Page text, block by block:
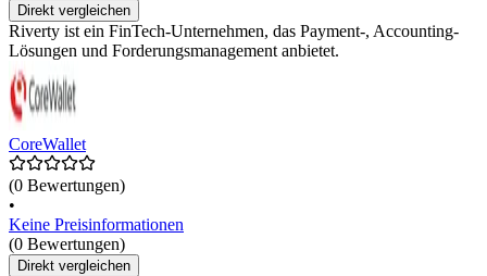
Direkt vergleichen
Riverty ist ein FinTech-Unternehmen, das Payment-, Accounting-
Lösungen und Forderungsmanagement anbietet.
CoreWallet
(0 Bewertungen)
•
Keine Preisinformationen
(0 Bewertungen)
Direkt vergleichen